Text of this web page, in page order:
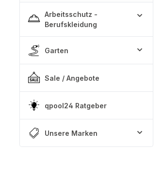
Arbeitsschutz -
Berufskleidung
Garten
Sale / Angebote
qpool24 Ratgeber
Unsere Marken